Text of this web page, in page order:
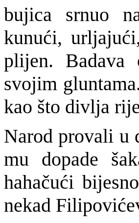
bujica srnuo
kunući,
plijen. Badava
svojim
kao što divlja
Narod provali u
mu dopade
hahačući
nekad